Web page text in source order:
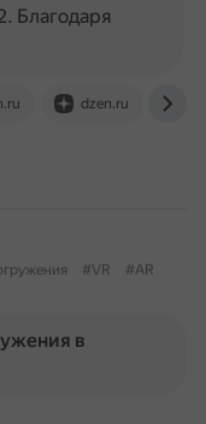
dzen.ru
Благодаря
#VR
#AR
в